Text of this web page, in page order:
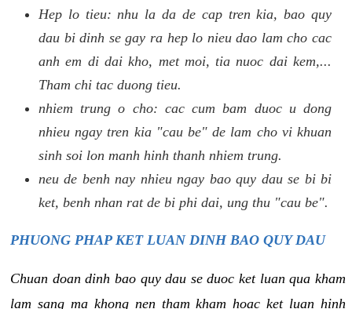
Hep lo tieu: nhu la da de cap tren kia, bao quy
dau bi dinh se gay ra hep lo nieu dao lam cho cac
anh em di dai kho, met moi, tia nuoc dai kem,...
Tham chi tac duong tieu.
nhiem trung o cho: cac cum bam duoc u dong
nhieu ngay tren kia "cau be" de lam cho vi khuan
sinh soi lon manh hinh thanh nhiem trung.
neu de benh nay nhieu ngay bao quy dau se bi bi
ket, benh nhan rat de bi phi dai, ung thu "cau be".
PHUONG PHAP KET LUAN DINH BAO QUY DAU
Chuan doan dinh bao quy dau se duoc ket luan qua kham
lam sang ma khong nen tham kham hoac ket luan hinh